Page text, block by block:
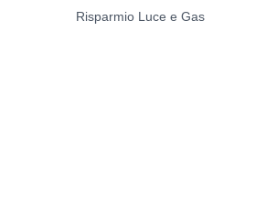
Risparmio Luce e Gas